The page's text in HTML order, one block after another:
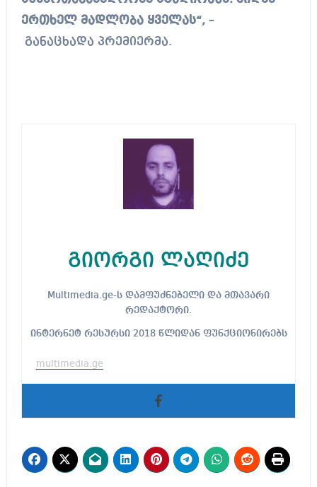
ერთხელ მადლობა ყველას“,–
განაცხადა პრემიერმა.
გიორგი ლაღიძე
Multimedia.ge-ს დამფუძნებელი და მთავარი
რედაქტორი.
ინტერნეტ რესურსი 2018 წლიდან ფუნქციონირებს
multimedia.ge